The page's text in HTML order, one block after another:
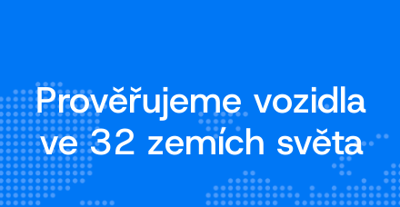
Prověřujeme vozidla
ve 32 zemích světa